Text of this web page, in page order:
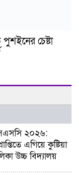
চেষ্টা
২০২৬:
এগিয়ে কুষ্টিয়া
উচ্চ বিদ্যালয়